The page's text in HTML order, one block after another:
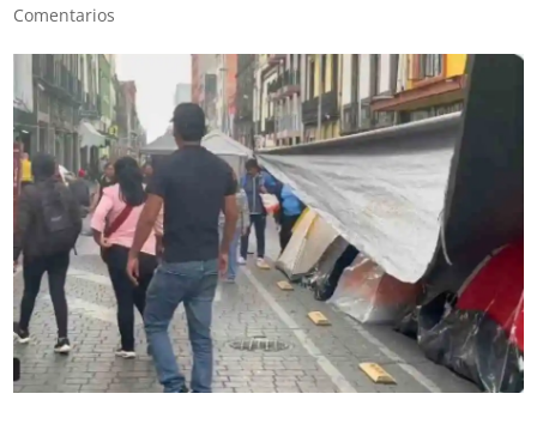
Comentarios